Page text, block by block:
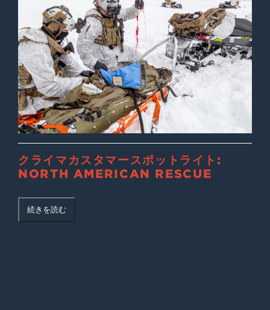
クライマカスタマースポットライト:
NORTH AMERICAN RESCUE
続きを読む